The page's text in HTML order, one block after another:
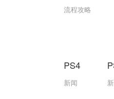
流程攻略
PS4
新闻